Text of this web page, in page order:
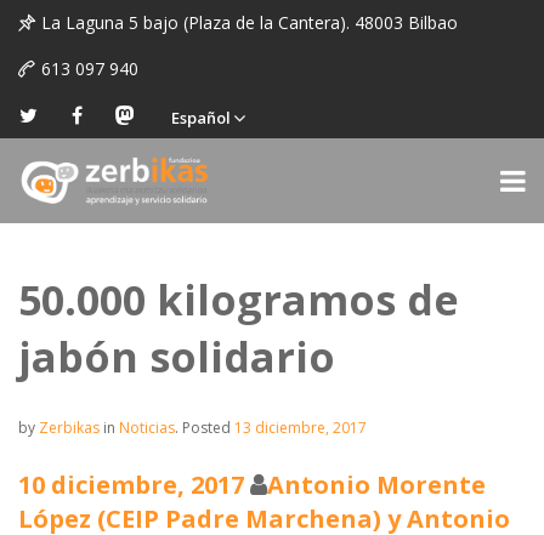
La Laguna 5 bajo (Plaza de la Cantera). 48003 Bilbao
613 097 940
Español
50.000 kilogramos de
jabón solidario
by Zerbikas in Noticias. Posted 13 diciembre, 2017
10 diciembre, 2017
Antonio Morente
López (CEIP Padre Marchena) y Antonio